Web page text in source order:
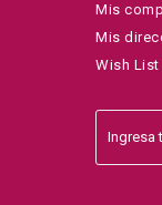
Mis
Mis
Wish List